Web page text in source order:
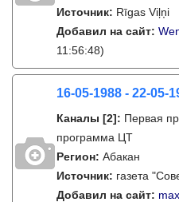
Источник: Rīgas Viļņi
Добавил на сайт:
11:56:48)
16-05-1988 - 22-05-
Каналы [2]: Первая
программа ЦТ
Регион: Абакан
Источник: газета
Добавил на сайт: